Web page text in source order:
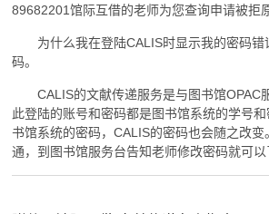
89682201馆际互借的老师为您查询申请被拒
为什么我在登陆CALIS时显示我的密码
码。
CALIS的文献传递服务是与图书馆OPAC
此登陆的账号和密码都是图书馆系统的学号
书馆系统的密码，CALIS的密码也会随之改
通，到图书馆服务台告知老师修改密码就可以